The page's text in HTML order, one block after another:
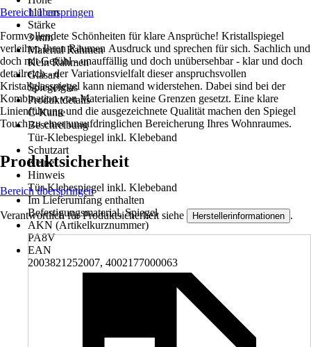
111 cm
Stärke
3 mm
Material Rahmen
Kein Rahmen
Glasart
Spiegelglas
Produktdetails
C-Kante
Beschreibung
Tür-Klebespiegel inkl. Klebeband
Schutzart
Keine
Hinweis
Tür-Klebespiegel inkl. Klebeband
Im Lieferumfang enthalten
Befestigungsmaterial, Spiegel
AKN (Artikelkurznummer)
PA8V
EAN
2003821252007, 4002177000063
Bereich überspringen
Formvollendete Schönheiten für klare Ansprüche! Kristallspiegel
verleihen Ihren Räumen Ausdruck und sprechen für sich. Sachlich und
doch mit Gefühl - unauffällig und doch unübersehbar - klar und doch
detailreich - der Variationsvielfalt dieser anspruchsvollen
Kristallglasspiegel kann niemand widerstehen. Dabei sind bei der
Kombination von Materialien keine Grenzen gesetzt. Eine klare
Linienführung und die ausgezeichnete Qualität machen den Spiegel
Touch zu einer unaufdringlichen Bereicherung Ihres Wohnraumes.
Produktsicherheit
Bereich überspringen
Verantwortlich für Produktsicherheit siehe Herstellerinformationen .